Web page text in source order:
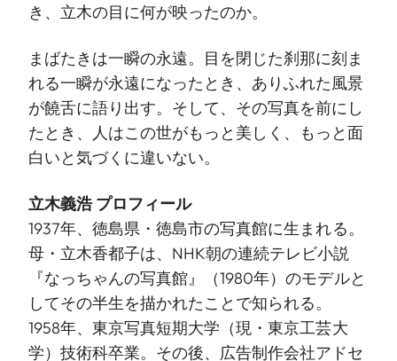
き、立木の目に何が映ったのか。
まばたきは一瞬の永遠。目を閉じた刹那に刻ま
れる一瞬が永遠になったとき、ありふれた風景
が饒舌に語り出す。そして、その写真を前にし
たとき、人はこの世がもっと美しく、もっと面
白いと気づくに違いない。
立木義浩 プロフィール
1937年、徳島県・徳島市の写真館に生まれる。
母・立木香都子は、NHK朝の連続テレビ小説
『なっちゃんの写真館』（1980年）のモデルと
してその半生を描かれたことで知られる。
1958年、東京写真短期大学（現・東京工芸大
学）技術科卒業。その後、広告制作会社アドセ